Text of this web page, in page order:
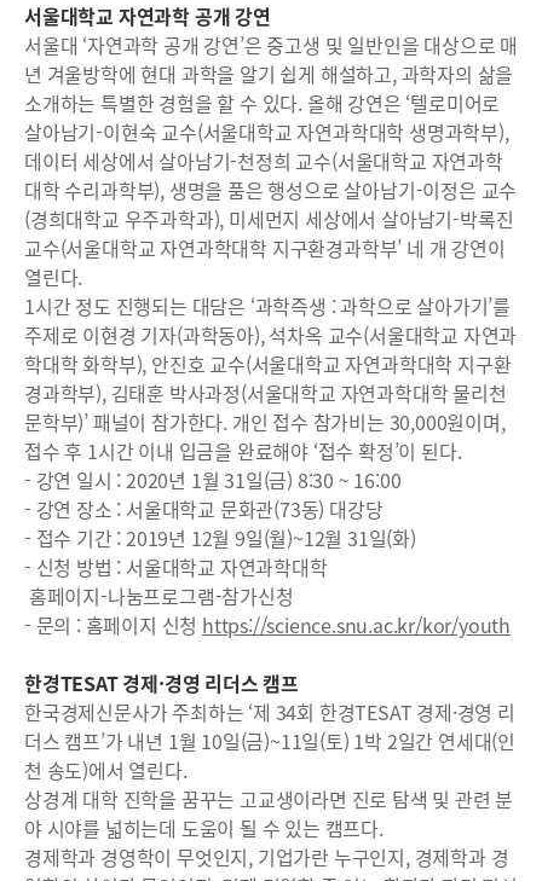
서울대학교 자연과학 공개 강연
서울대 ‘자연과학 공개 강연’은 중고생 및 일반인을 대상으로 매
년 겨울방학에 현대 과학을 알기 쉽게 해설하고, 과학자의 삶을
소개하는 특별한 경험을 할 수 있다. 올해 강연은 ‘텔로미어로
살아남기-이현숙 교수(서울대학교 자연과학대학 생명과학부),
데이터 세상에서 살아남기-천정희 교수(서울대학교 자연과학
대학 수리과학부), 생명을 품은 행성으로 살아남기-이정은 교수
(경희대학교 우주과학과), 미세먼지 세상에서 살아남기-박록진
교수(서울대학교 자연과학대학 지구환경과학부’ 네 개 강연이
열린다.
1시간 정도 진행되는 대담은 ‘과학즉생 : 과학으로 살아가기’를
주제로 이현경 기자(과학동아), 석차옥 교수(서울대학교 자연과
학대학 화학부), 안진호 교수(서울대학교 자연과학대학 지구환
경과학부), 김태훈 박사과정(서울대학교 자연과학대학 물리천
문학부)’ 패널이 참가한다. 개인 접수 참가비는 30,000원이며,
접수 후 1시간 이내 입금을 완료해야 ‘접수 확정’이 된다.
- 강연 일시 : 2020년 1월 31일(금) 8:30 ~ 16:00
- 강연 장소 : 서울대학교 문화관(73동) 대강당
- 접수 기간 : 2019년 12월 9일(월)~12월 31일(화)
- 신청 방법 : 서울대학교 자연과학대학
홈페이지-나눔프로그램-참가신청
- 문의 : 홈페이지 신청 https://science.snu.ac.kr/kor/youth
한경TESAT 경제·경영 리더스 캠프
한국경제신문사가 주최하는 ‘제 34회 한경TESAT 경제·경영 리
더스 캠프’가 내년 1월 10일(금)~11일(토) 1박 2일간 연세대(인
천 송도)에서 열린다.
상경계 대학 진학을 꿈꾸는 고교생이라면 진로 탐색 및 관련 분
야 시야를 넓히는데 도움이 될 수 있는 캠프다.
경제학과 경영학이 무엇인지, 기업가란 누구인지, 경제학과 경